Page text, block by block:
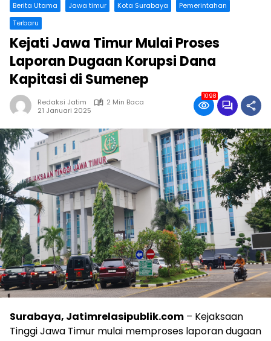
Berita Utama Jawa timur Kota Surabaya
Pemerintahan
Terbaru
Kejati Jawa Timur Mulai Proses
Laporan Dugaan Korupsi Dana
Kapitasi di Sumenep
Redaksi Jatim
2 Min Baca
21 Januari 2025
1098
Surabaya, Jatimrelasipublik.com – Kejaksaan
Tinggi Jawa Timur mulai memproses laporan dugaan